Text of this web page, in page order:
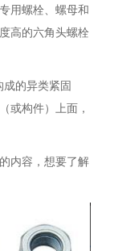
用螺栓、螺母和
高的六角头螺栓
的异类紧固
或构件）上面，
内容，想要了解